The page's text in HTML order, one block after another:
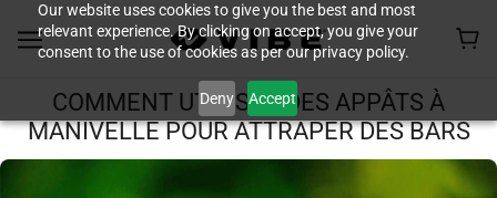
Our website uses cookies to give you the best and most
relevant experience. By clicking on accept, you give your
consent to the use of cookies as per our privacy policy.
Deny Accept
COMMENT UTILISER DES APPÂTS À
MANIVELLE POUR ATTRAPER DES BARS